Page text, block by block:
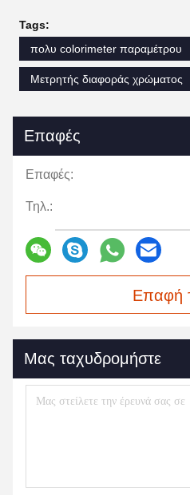
Tags:
πολυ colorimeter παραμέτρου
Μετρητής διαφοράς χρώματος
Επαφές
Επαφές:
Τηλ.:
Επαφή
Μας ταχυδρομήστε